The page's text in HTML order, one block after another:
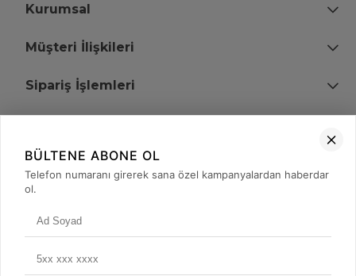
Kurumsal
Müşteri İlişkileri
Sipariş İşlemleri
+90 (850) 473 08 08
BÜLTENE ABONE OL
Telefon numaranı girerek sana özel kampanyalardan haberdar
ol.